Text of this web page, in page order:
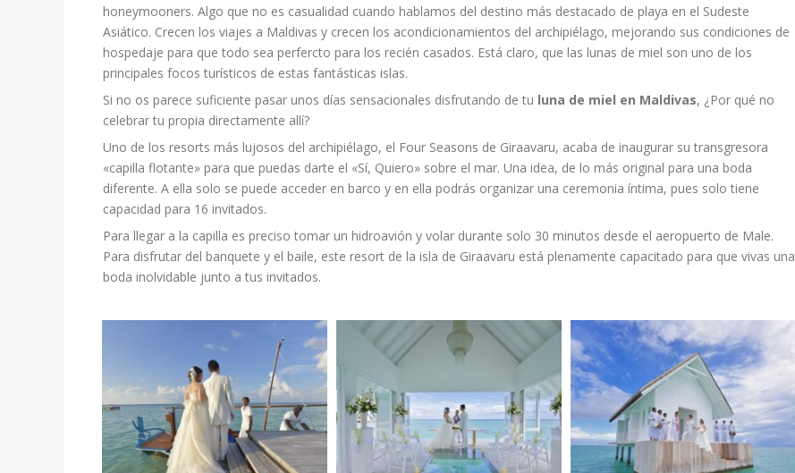
honeymooners. Algo que no es casualidad cuando hablamos del destino más destacado de playa en el Sudeste
Asiático. Crecen los viajes a Maldivas y crecen los acondicionamientos del archipiélago, mejorando sus condiciones de
hospedaje para que todo sea perfercto para los recién casados. Está claro, que las lunas de miel son uno de los
principales focos turísticos de estas fantásticas islas.
Si no os parece suficiente pasar unos días sensacionales disfrutando de tu luna de miel en Maldivas, ¿Por qué no
celebrar tu propia directamente allí?
Uno de los resorts más lujosos del archipiélago, el Four Seasons de Giraavaru, acaba de inaugurar su transgresora
«capilla flotante» para que puedas darte el «Sí, Quiero» sobre el mar. Una idea, de lo más original para una boda
diferente. A ella solo se puede acceder en barco y en ella podrás organizar una ceremonia íntima, pues solo tiene
capacidad para 16 invitados.
Para llegar a la capilla es preciso tomar un hidroavión y volar durante solo 30 minutos desde el aeropuerto de Male.
Para disfrutar del banquete y el baile, este resort de la isla de Giraavaru está plenamente capacitado para que vivas una
boda inolvidable junto a tus invitados.